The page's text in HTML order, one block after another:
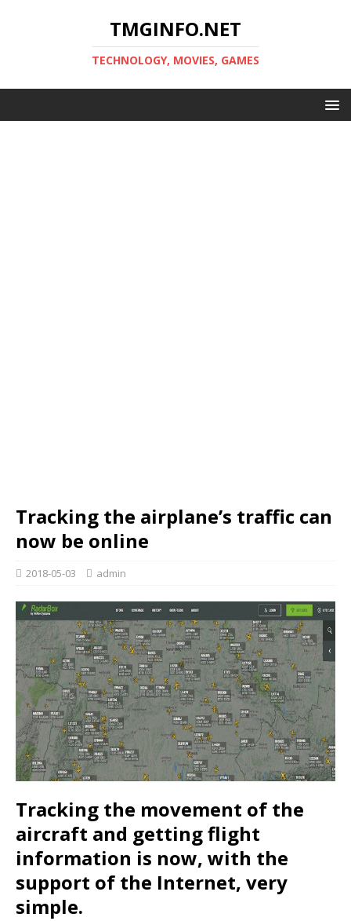
TMGINFO.NET
ТECHNOLOGY, MOVIES, GAMES
Tracking the airplane’s traffic can
now be online
2018-05-03 admin
Tracking the movement of the
aircraft and getting flight
information is now, with the
support of the Internet, very
simple.